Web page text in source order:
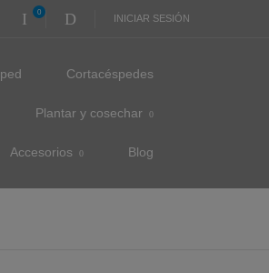
0
INICIAR SESIÓN
Cortacéspedes
Plantar y cosechar
Accesorios Blog